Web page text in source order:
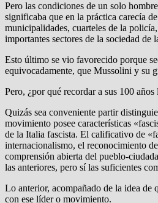
Pero las condiciones de un solo
significaba que en la práctica carecía
municipalidades, cuarteles de la
importantes sectores de la sociedad
Esto último se vio favorecido porque
equivocadamente, que Mussolini y su
Pero, ¿por qué recordar a sus 100
Quizás sea conveniente partir
movimiento posee características
de la Italia fascista. El calificativo de
internacionalismo, el reconocimiento
comprensión abierta del pueblo-
las anteriores, pero sí las suficientes
Lo anterior, acompañado de la idea
con ese líder o movimiento.